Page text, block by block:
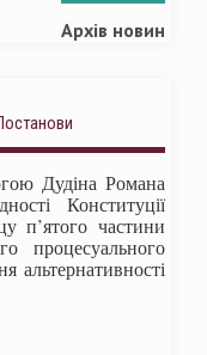
Архів новин
Дудіна Романа
Конституції
п’ятого частини
процесуального
альтернативності